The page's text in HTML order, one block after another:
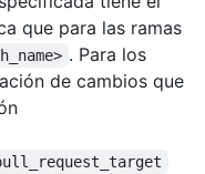
que para las ramas
. Para los
de cambios que